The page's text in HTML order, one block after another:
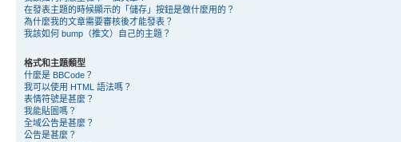
在發表主題的時候顯示的「儲存」按鈕是做什麼用的？
為什麼我的文章需要審核後才能發表？
我該如何 bump（推文）自己的主題？
格式和主題類型
什麼是 BBCode？
我可以使用 HTML 語法嗎？
表情符號是甚麼？
我能貼圖嗎？
全域公告是甚麼？
公告是甚麼？